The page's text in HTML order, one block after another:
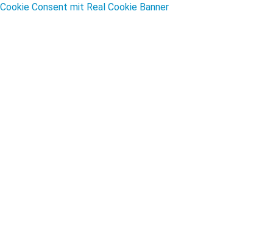
Cookie Consent mit Real Cookie Banner